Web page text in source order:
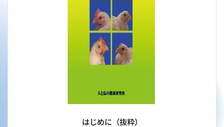
はじめに（抜粋）